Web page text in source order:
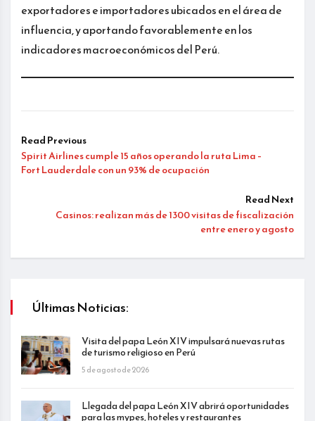
exportadores e importadores ubicados en el área de
influencia, y aportando favorablemente en los
indicadores macroeconómicos del Perú.
Read Previous
Spirit Airlines cumple 15 años operando la ruta Lima –
Fort Lauderdale con un 93% de ocupación
Read Next
Casinos: realizan más de 1300 visitas de fiscalización
entre enero y agosto
Últimas Noticias:
Visita del papa León XIV impulsará nuevas rutas
de turismo religioso en Perú
5 de agosto de 2026
Llegada del papa León XIV abrirá oportunidades
para las mypes, hoteles y restaurantes